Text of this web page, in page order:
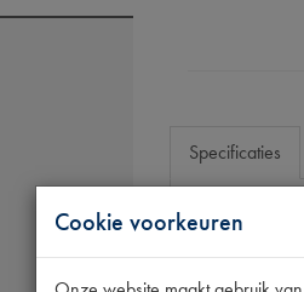
Specificaties
OE Citroën
Cookie voorkeuren